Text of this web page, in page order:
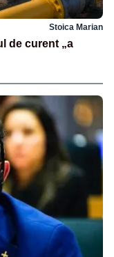
Stoica Marian
de curent „a